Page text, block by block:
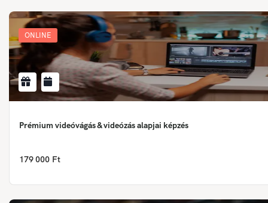
ONLINE
Prémium videóvágás & videózás alapjai képzés
179 000 Ft